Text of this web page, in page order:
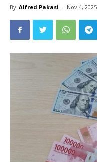
By Alfred Pakasi - Nov 4, 2025